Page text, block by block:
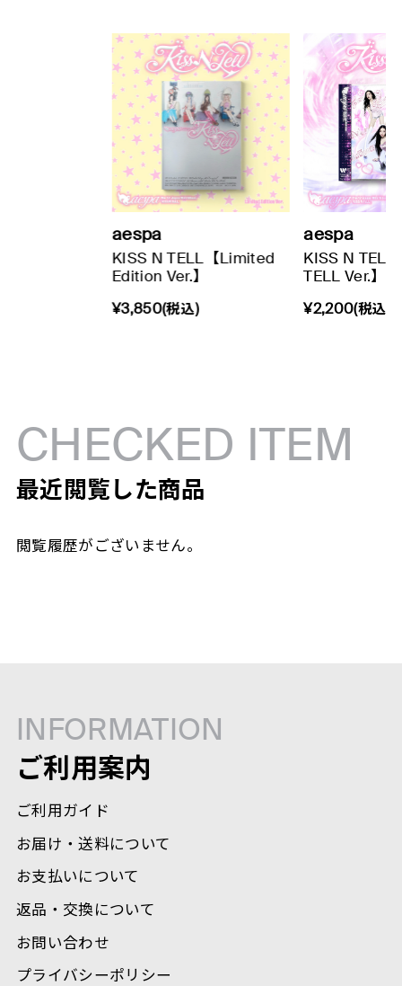
aespa
KISS N TELL【Limited
Edition Ver.】
¥3,850(税込)
aespa
KISS N TELL
TELL Ver.】
¥2,200(税込)
CHECKED ITEM
最近閲覧した商品
閲覧履歴がございません。
INFORMATION
ご利用案内
ご利用ガイド
お届け・送料について
お支払いについて
返品・交換について
お問い合わせ
プライバシーポリシー